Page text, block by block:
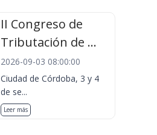
II Congreso de
Tributación de ...
2026-09-03 08:00:00
Ciudad de Córdoba, 3 y 4
de se...
Leer más